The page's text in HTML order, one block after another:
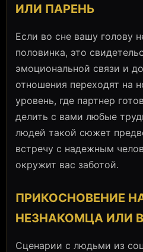
ИЛИ ПАРЕНЬ
Если во сне вашу голову
половинка, это
эмоциональной связи и
отношения переходят на
уровень, где партнер
делить с вами любые
людей такой сюжет
встречу с надежным
окружит вас заботой.
ПРИКОСНОВЕНИЕ
НЕЗНАКОМЦА ИЛИ
Сценарии с людьми из